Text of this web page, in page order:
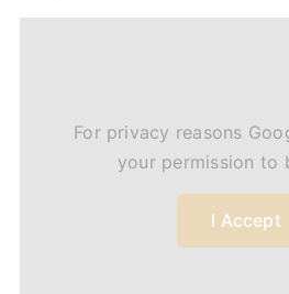
For privacy reasons
your permission to
I Accept